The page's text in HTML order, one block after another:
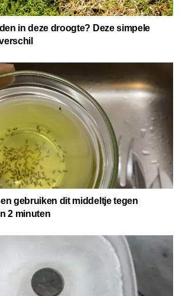
in deze droogte? Deze simpele
gebruiken dit middeltje tegen
2 minuten